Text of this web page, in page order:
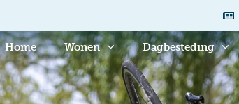
Home Wonen Dagbesteding